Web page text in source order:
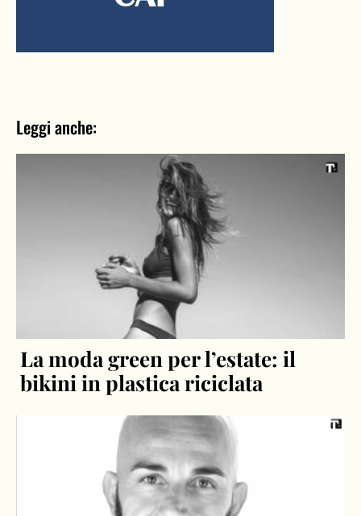
Leggi anche:
La moda green per l’estate: il
bikini in plastica riciclata